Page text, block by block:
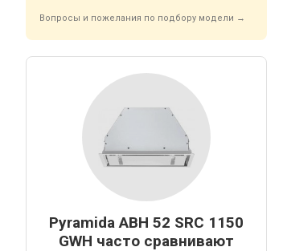
Вопросы и пожелания по подбору модели →
Pyramida ABH 52 SRC 1150
GWH часто сравнивают